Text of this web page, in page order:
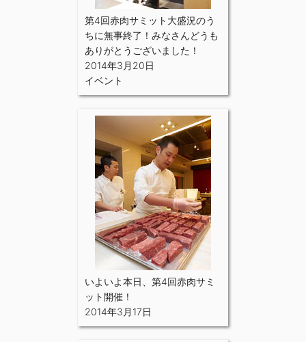
第4回赤肉サミット大盛況のう
ちに無事終了！みなさんどうも
ありがとうございました！
2014年3月20日
イベント
いよいよ本日、第4回赤肉サミ
ット開催！
2014年3月17日